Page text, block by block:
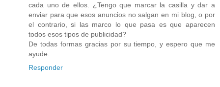
cada uno de ellos. ¿Tengo que marcar la casilla y dar a
enviar para que esos anuncios no salgan en mi blog, o por
el contrario, si las marco lo que pasa es que aparecen
todos esos tipos de publicidad?
De todas formas gracias por su tiempo, y espero que me
ayude.
Responder